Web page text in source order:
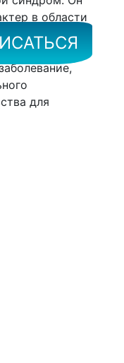
в области
значительно
для